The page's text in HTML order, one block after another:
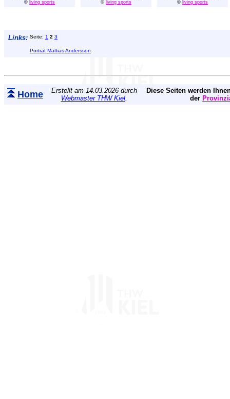
© living sports
© living sports
© living sports
Links: Seite: 1 2 3
Porträt Mattias Andersson
Home
Erstellt am 14.03.2026 durch
Webmaster THW Kiel.
Diese Seiten werden
der